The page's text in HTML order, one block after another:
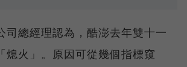
司總經理認為，酷澎去年雙十一
熄火」。原因可從幾個指標窺